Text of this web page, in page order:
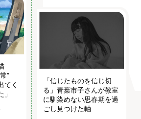
”
てく
「信じたものを信じ切
る」青葉市子さんが教室
に馴染めない思春期を過
ごし見つけた軸